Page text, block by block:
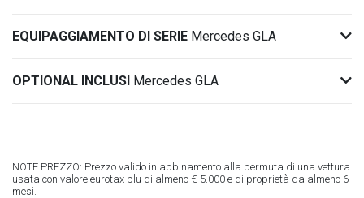
EQUIPAGGIAMENTO DI SERIE Mercedes GLA
OPTIONAL INCLUSI Mercedes GLA
NOTE PREZZO: Prezzo valido in abbinamento alla permuta di una vettura
usata con valore eurotax blu di almeno € 5.000 e di proprietà da almeno 6
mesi.